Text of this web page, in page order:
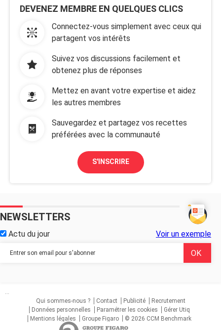
DEVENEZ MEMBRE EN QUELQUES CLICS
Connectez-vous simplement avec ceux qui
partagent vos intérêts
Suivez vos discussions facilement et
obtenez plus de réponses
Mettez en avant votre expertise et aidez
les autres membres
Sauvegardez et partagez vos recettes
préférées avec la communauté
S'INSCRIRE
NEWSLETTERS
Actu du jour Voir un exemple
...
Qui sommes-nous ?
Contact Publicité
Recrutement
Données personnelles
Paramétrer les cookies
Gérer Utiq
Mentions légales
Groupe Figaro © 2026 CCM Benchmark